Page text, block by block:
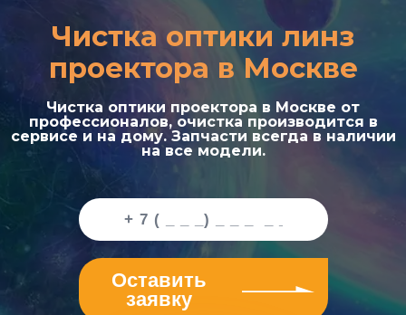
Чистка оптики линз
проектора в Москве
Чистка оптики проектора в Москве от
профессионалов, очистка производится в
сервисе и на дому. Запчасти всегда в наличии
на все модели.
Оставить
заявку